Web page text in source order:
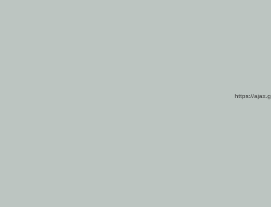
https://